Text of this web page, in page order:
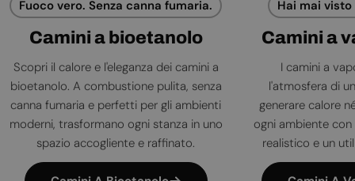
Fuoco vero. Senza canna fumaria.
Camini a bioetanolo
Scopri il calore e l'eleganza dei camini a
bioetanolo. A combustione pulita, senza
canna fumaria e perfetti per gli ambienti
moderni, trasformano ogni stanza in uno
spazio accogliente e raffinato.
Hai mai
Camini a
I camini a
l'atmosfera di
generare calore
ogni ambiente
realistico e un